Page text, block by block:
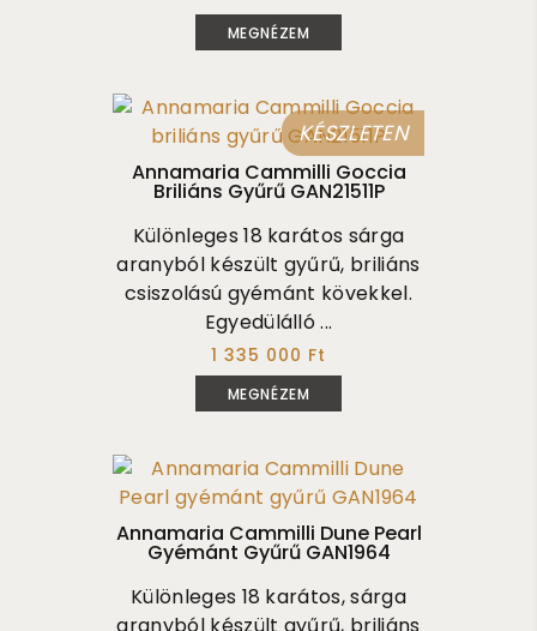
MEGNÉZEM
KÉSZLETEN
Annamaria Cammilli Goccia
Briliáns Gyűrű GAN21511P
Különleges 18 karátos sárga
aranyból készült gyűrű, briliáns
csiszolású gyémánt kövekkel.
Egyedülálló ...
1 335 000 Ft
MEGNÉZEM
Annamaria Cammilli Dune Pearl
Gyémánt Gyűrű GAN1964
Különleges 18 karátos, sárga